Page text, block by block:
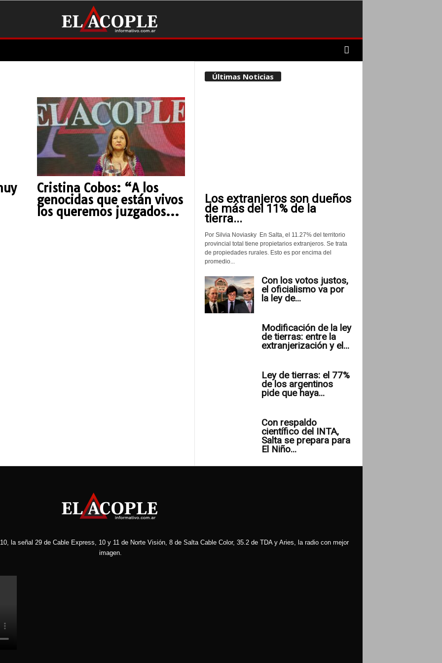
Cristina Cobos: “A los
genocidas que están vivos
los queremos juzgados...
Últimas Noticias
Los extranjeros son dueños
de más del 11% de la
tierra...
Por Silvia Noviasky En Salta, el 11.27% del territorio
provincial total tiene propietarios extranjeros. Se trata
de propiedades rurales. Esto es por encima del
promedio...
Con los votos justos,
el oficialismo va por
la ley de...
Modificación de la ley
de tierras: entre la
extranjerización y el...
Ley de tierras: el 77%
de los argentinos
pide que haya...
Con respaldo
científico del INTA,
Salta se prepara para
El Niño...
la señal 29 de Cable Express, 10 y 11 de Norte Visión, 8 de Salta Cable Color, 35.2 de TDA y Aries, la radio con mejor
imagen.